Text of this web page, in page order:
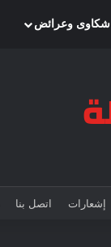
شكاوى وعرائض
إشعارات اتصل بنا